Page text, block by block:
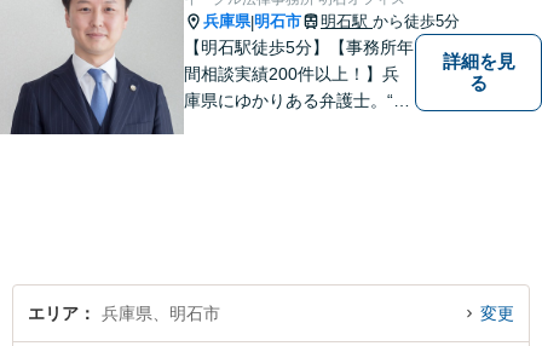
兵庫県|明石市 明石駅 から徒歩5分
【明石駅徒歩5分】【事務所年
間相談実績200件以上！】兵
庫県にゆかりある弁護士。“プ
詳細を見
る
エリア 兵庫県、明石市 変更